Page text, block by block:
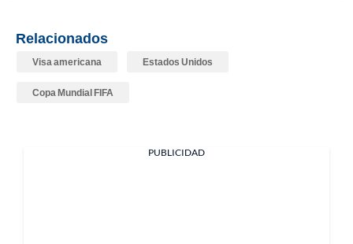
Relacionados
Visa americana Estados Unidos
Copa Mundial FIFA
PUBLICIDAD